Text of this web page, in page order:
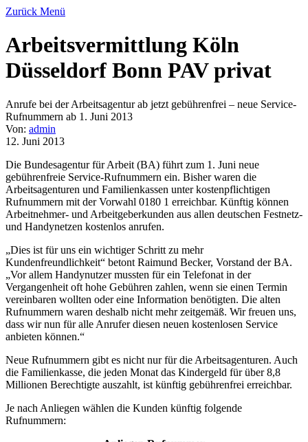
Zurück Menü
Arbeitsvermittlung Köln
Düsseldorf Bonn PAV privat
Anrufe bei der Arbeitsagentur ab jetzt gebührenfrei – neue Service-
Rufnummern ab 1. Juni 2013
Von: admin
12. Juni 2013
Die Bundesagentur für Arbeit (BA) führt zum 1. Juni neue
gebührenfreie Service-Rufnummern ein. Bisher waren die
Arbeitsagenturen und Familienkassen unter kostenpflichtigen
Rufnummern mit der Vorwahl 0180 1 erreichbar. Künftig können
Arbeitnehmer- und Arbeitgeberkunden aus allen deutschen Festnetz-
und Handynetzen kostenlos anrufen.
„Dies ist für uns ein wichtiger Schritt zu mehr
Kundenfreundlichkeit“ betont Raimund Becker, Vorstand der BA.
„Vor allem Handynutzer mussten für ein Telefonat in der
Vergangenheit oft hohe Gebühren zahlen, wenn sie einen Termin
vereinbaren wollten oder eine Information benötigten. Die alten
Rufnummern waren deshalb nicht mehr zeitgemäß. Wir freuen uns,
dass wir nun für alle Anrufer diesen neuen kostenlosen Service
anbieten können.“
Neue Rufnummern gibt es nicht nur für die Arbeitsagenturen. Auch
die Familienkasse, die jeden Monat das Kindergeld für über 8,8
Millionen Berechtigte auszahlt, ist künftig gebührenfrei erreichbar.
Je nach Anliegen wählen die Kunden künftig folgende
Rufnummern: